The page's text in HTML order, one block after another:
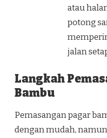
atau
potong
jalan
Langkah
Bambu
Pemasangan pagar
dengan mudah,